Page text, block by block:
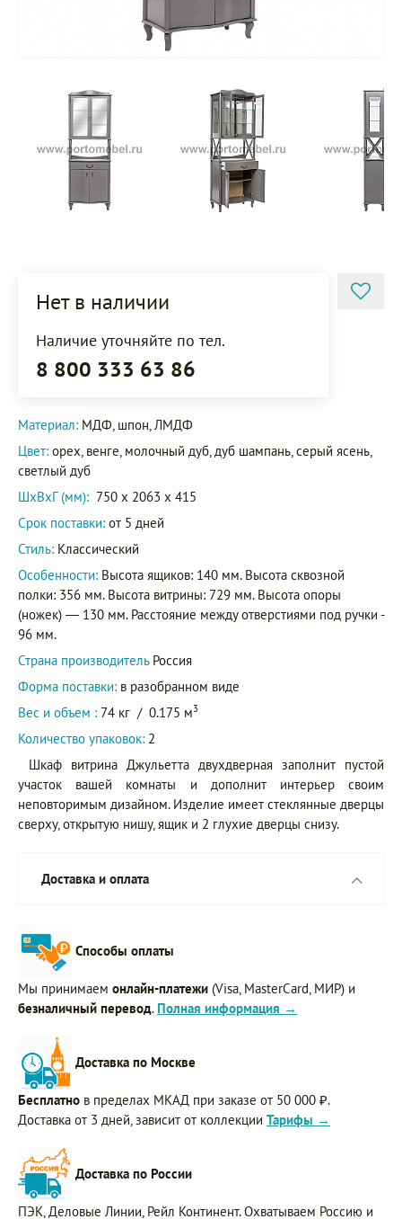
Нет в наличии
Наличие уточняйте по тел.
8 800 333 63 86
Материал: МДФ, шпон, ЛМДФ
Цвет: орех, венге, молочный дуб, дуб шампань, серый ясень,
светлый дуб
ШxВxГ (мм): 750 x 2063 x 415
Срок поставки: от 5 дней
Стиль: Классический
Особенности: Высота ящиков: 140 мм. Высота сквозной
полки: 356 мм. Высота витрины: 729 мм. Высота опоры
(ножек) — 130 мм. Расстояние между отверстиями под ручки -
96 мм.
Страна производитель Россия
Форма поставки: в разобранном виде
Вес и объем : 74 кг / 0.175 м3
Количество упаковок: 2
Шкаф витрина Джульетта двухдверная заполнит пустой
участок вашей комнаты и дополнит интерьер своим
неповторимым дизайном. Изделие имеет стеклянные дверцы
сверху, открытую нишу, ящик и 2 глухие дверцы снизу.
Доставка и оплата
Способы оплаты
Мы принимаем онлайн-платежи (Visa, MasterCard, МИР) и
безналичный перевод. Полная информация →
Доставка по Москве
Бесплатно в пределах МКАД при заказе от 50 000 ₽.
Доставка от 3 дней, зависит от коллекции Тарифы →
Доставка по России
ПЭК, Деловые Линии, Рейл Континент. Охватываем Россию и